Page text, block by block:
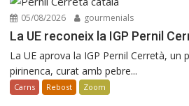
05/08/2026 gourmenials
La UE reconeix la IGP Pernil
La UE aprova la IGP Pernil Cerretà, un
pirinenca, curat amb pebre...
Carns Rebost Zoom